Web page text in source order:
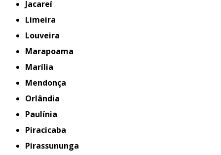
Jacareí
Limeira
Louveira
Marapoama
Marília
Mendonça
Orlândia
Paulínia
Piracicaba
Pirassununga